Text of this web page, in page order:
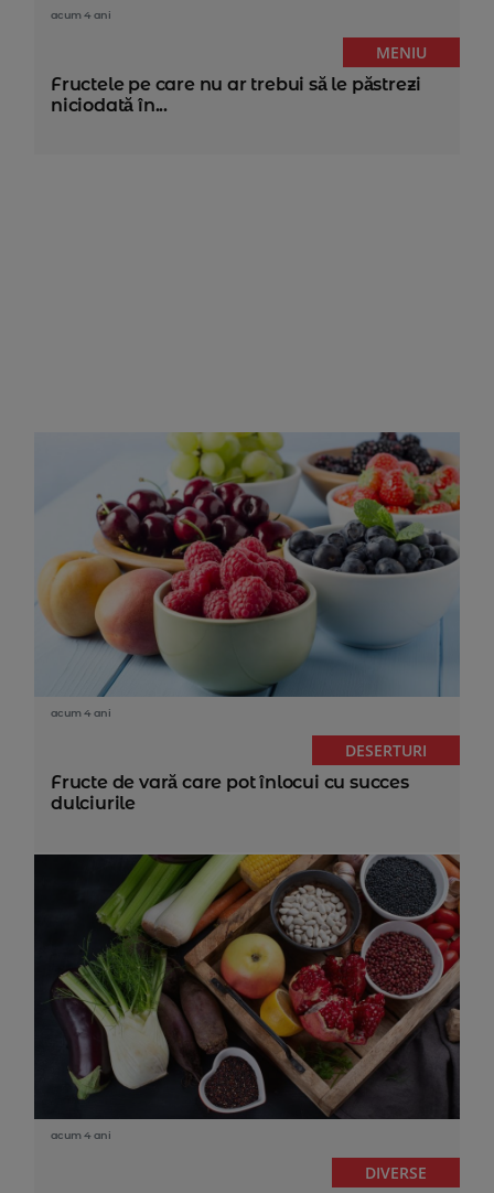
acum 4 ani
MENIU
Fructele pe care nu ar trebui să le păstrezi
niciodată în...
acum 4 ani
DESERTURI
Fructe de vară care pot înlocui cu succes
dulciurile
acum 4 ani
DIVERSE